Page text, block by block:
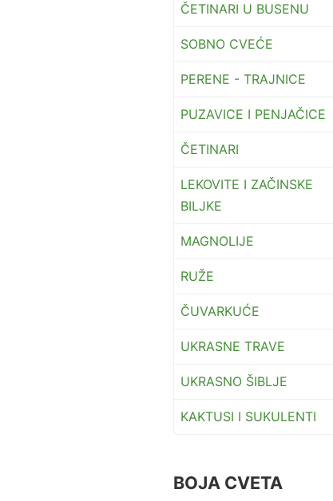
ČETINARI U BUSENU
SOBNO CVEĆE
PERENE - TRAJNICE
PUZAVICE I PENJAČICE
ČETINARI
LEKOVITE I ZAČINSKE
BILJKE
MAGNOLIJE
RUŽE
ČUVARKUĆE
UKRASNE TRAVE
UKRASNO ŠIBLJE
KAKTUSI I SUKULENTI
BOJA CVETA